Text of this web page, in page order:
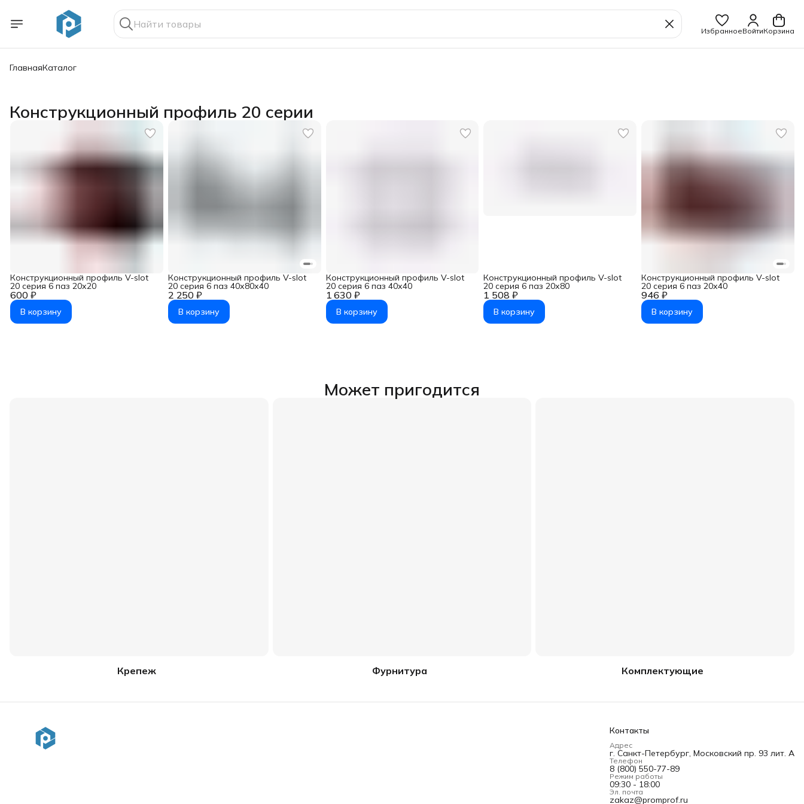
ИзбранноеВойтиКорзина
ГлавнаяКаталог
Конструкционный профиль 20 серии
600 ₽
Конструкционный профиль V-slot
20 серия 6 паз 20х20
В корзину
2 250 ₽
Конструкционный профиль V-slot
20 серия 6 паз 40х80х40
В корзину
1 630 ₽
Конструкционный профиль V-slot
20 серия 6 паз 40х40
В корзину
1 508 ₽
Конструкционный профиль V-slot
20 серия 6 паз 20х80
В корзину
946 ₽
Конструкционный профиль V-slot
20 серия 6 паз 20х40
В корзину
Может пригодится
Крепеж Фурнитура Комплектующие
Контакты
Адрес
г. Санкт-Петербург, Московский пр. 93 лит. А
Телефон
8 (800) 550-77-89
Режим работы
09:30 - 18:00
Эл. почта
zakaz@promprof.ru